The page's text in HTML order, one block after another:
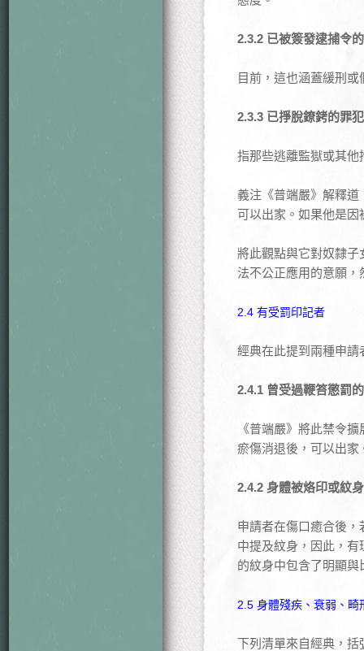
2.3.2 已被簽發逮捕令
目前，這也涵蓋緩刑或
2.3.3 已掙脫鐐銬的罪犯
指那些逃離監獄或其他
義注《普端嚴》解釋
可以出家。如果他是
將此觀點與它對奴隸
法不公正應用的意願
2.4 有受罰印記者
經典在此提到兩種申請
2.4.1 曾受過鞭笞懲罰
《普端嚴》將此禁令
瘀傷消退後，可以出家
2.4.2 身體被烙印或紋
申請者在傷口癒合後
中提及紋身，因此，
的紋身中包含了明顯
2.5 身體殘疾、衰弱、畸
下列清單來自經典，